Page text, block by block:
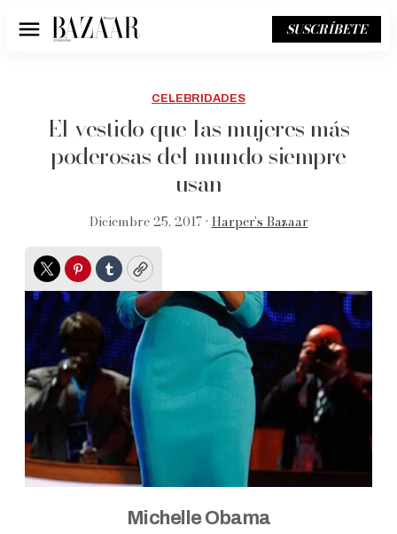
Menú SUSCRÍBETE
CELEBRIDADES
El vestido que las mujeres más
poderosas del mundo siempre
usan
Diciembre 25, 2017 • Harper’s Bazaar
TwitterPinterest
TumblrCopy
Michelle Obama